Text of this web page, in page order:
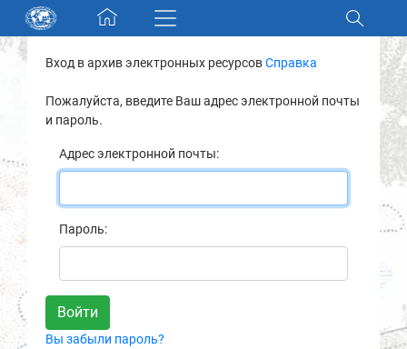
Skip navigation
Разделы и коллекции
Электронный каталог
Новости
О нас
Контакты
Вход в архив электронных ресурсовСправка
Пожалуйста, введите Ваш адрес электронной почты
и пароль.
Адрес электронной почты:
Пароль:
Вы забыли пароль?